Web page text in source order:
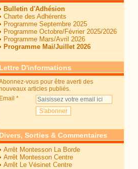
Bulletin d'Adhésion
Charte des Adhérents
Programme Septembre 2025
Programme Octobre/Février 2025/2026
Programme Mars/Avril 2026
Programme Mai/Juillet 2026
Lettre D'informations
vous pour être averti des
articles publiés.
Email
Divers, Sorties & Commentaires
Arrêt Montesson La Borde
Arrêt Montesson Centre
Arrêt Le Vésinet Centre